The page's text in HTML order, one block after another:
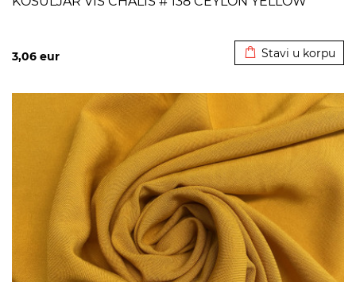
3,06 eur Stavi u korpu